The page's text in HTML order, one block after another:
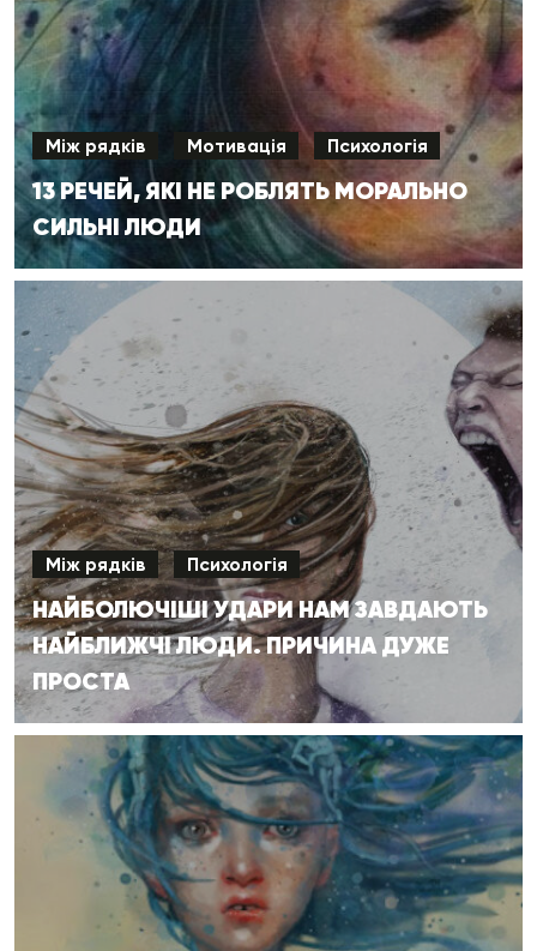
Між рядків Мотивація Психологія
13 РЕЧЕЙ, ЯКІ НЕ РОБЛЯТЬ МОРАЛЬНО
СИЛЬНІ ЛЮДИ
Між рядків Психологія
НАЙБОЛЮЧІШІ УДАРИ НАМ ЗАВДАЮТЬ
НАЙБЛИЖЧІ ЛЮДИ. ПРИЧИНА ДУЖЕ
ПРОСТА